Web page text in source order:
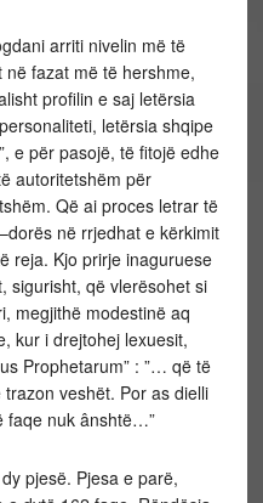
arriti nivelin më të
fazat më të hershme,
profilin e saj letërsia
letërsia shqipe
e për pasojë, të fitojë edhe
autoritetshëm për
Që ai proces letrar të
në rrjedhat e kërkimit
reja. Kjo prirje inaguruese
sigurisht, që vlerësohet si
megjithë modestinë aq
kur i drejtohej lexuesit,
Prophetarum” : ”… që të
veshët. Por as dielli
faqe nuk ânshtë…”
pjesë. Pjesa e parë,